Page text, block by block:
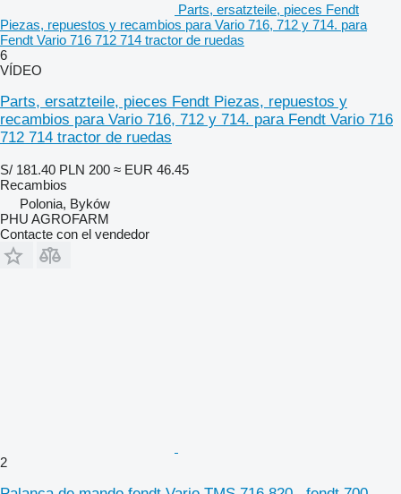
Parts, ersatzteile, pieces Fendt
Piezas, repuestos y recambios para Vario 716, 712 y 714. para
Fendt Vario 716 712 714 tractor de ruedas
6
VÍDEO
Parts, ersatzteile, pieces Fendt Piezas, repuestos y
recambios para Vario 716, 712 y 714. para Fendt Vario 716
712 714 tractor de ruedas
S/ 181.40 PLN 200 ≈ EUR 46.45
Recambios
Polonia, Byków
PHU AGROFARM
Contacte con el vendedor
2